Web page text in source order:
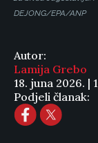
DEJONG/EPA/ANP
Autor:
Lamija Grebo
18. juna 2026. |
Podjeli članak: